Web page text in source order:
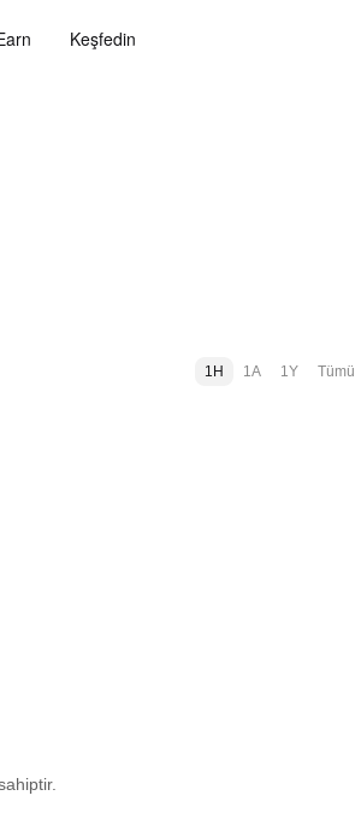
Keşfedin
1H 1A 1Y Tümü